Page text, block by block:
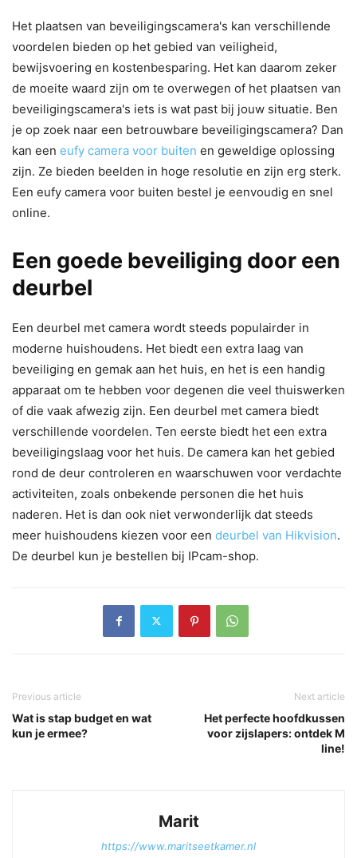
Het plaatsen van beveiligingscamera's kan verschillende
voordelen bieden op het gebied van veiligheid,
bewijsvoering en kostenbesparing. Het kan daarom zeker
de moeite waard zijn om te overwegen of het plaatsen van
beveiligingscamera's iets is wat past bij jouw situatie. Ben
je op zoek naar een betrouwbare beveiligingscamera? Dan
kan een eufy camera voor buiten en geweldige oplossing
zijn. Ze bieden beelden in hoge resolutie en zijn erg sterk.
Een eufy camera voor buiten bestel je eenvoudig en snel
online.
Een goede beveiliging door een
deurbel
Een deurbel met camera wordt steeds populairder in
moderne huishoudens. Het biedt een extra laag van
beveiliging en gemak aan het huis, en het is een handig
apparaat om te hebben voor degenen die veel thuiswerken
of die vaak afwezig zijn. Een deurbel met camera biedt
verschillende voordelen. Ten eerste biedt het een extra
beveiligingslaag voor het huis. De camera kan het gebied
rond de deur controleren en waarschuwen voor verdachte
activiteiten, zoals onbekende personen die het huis
naderen. Het is dan ook niet verwonderlijk dat steeds
meer huishoudens kiezen voor een deurbel van Hikvision.
De deurbel kun je bestellen bij IPcam-shop.
Previous article
Wat is stap budget en wat
kun je ermee?
Next article
Het perfecte hoofdkussen
voor zijslapers: ontdek M
line!
Marit
https://www.maritseetkamer.nl